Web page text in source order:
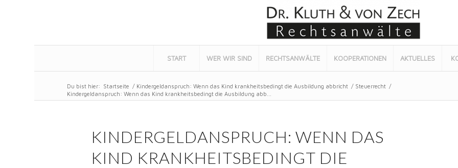
START WER WIR SIND RECHTSANWÄLTE KOOPERATIONEN AKTUELLES
Du bist hier: Startseite / Kindergeldanspruch: Wenn das Kind krankheitsbedingt die Ausbildung abbricht / Steuerrecht /
Kindergeldanspruch: Wenn das Kind krankheitsbedingt die Ausbildung abb...
KINDERGELDANSPRUCH: WENN DAS
KIND KRANKHEITSBEDINGT DIE